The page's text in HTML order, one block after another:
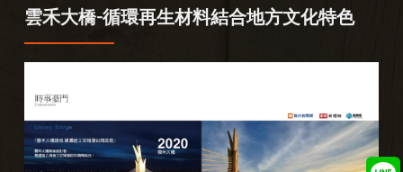
雲禾大橋-循環再生材料結合地方文化特色